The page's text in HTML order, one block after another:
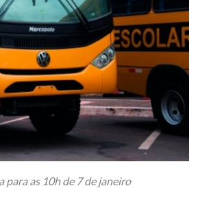
as 10h de 7 de janeiro